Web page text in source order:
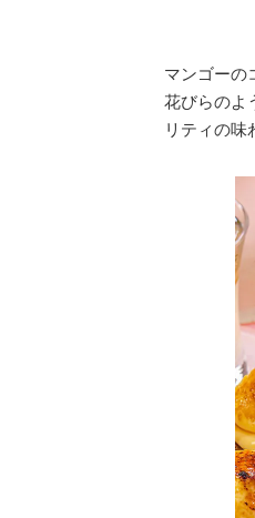
マンゴーの
花びらのよ
リティの味